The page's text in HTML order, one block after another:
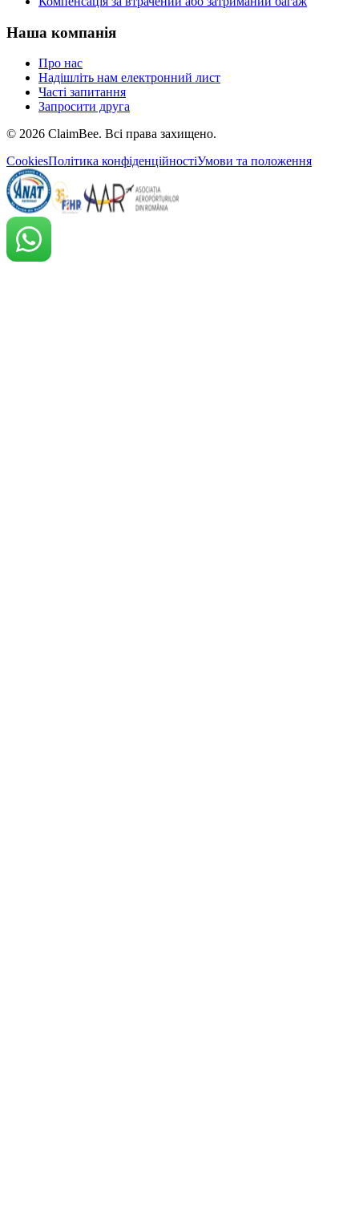
Наша компанія
Про нас
Надішліть нам електронний лист
Часті запитання
Запросити друга
© 2026 ClaimBee. Всі права захищено.
CookiesПолітика конфіденційностіУмови та положення